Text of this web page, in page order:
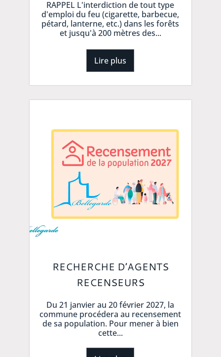
RAPPEL L'interdiction de tout type
d'emploi du feu (cigarette, barbecue,
pétard, lanterne, etc.) dans les forêts
et jusqu'à 200 mètres des...
Lire plus
RECHERCHE D’AGENTS
RECENSEURS
Du 21 janvier au 20 février 2027, la
commune procédera au recensement
de sa population. Pour mener à bien
cette...